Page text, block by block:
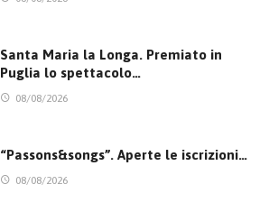
Santa Maria la Longa. Premiato in
Puglia lo spettacolo…
08/08/2026
“Passons&songs”. Aperte le iscrizioni…
08/08/2026